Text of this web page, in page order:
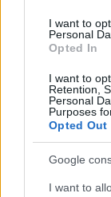
I want to
Personal
Opted In
I want to
Retention,
Personal
Purposes
Opted Out
Google
I want to